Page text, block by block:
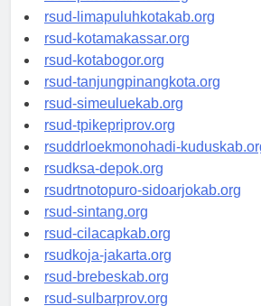
rsud-pasuruankota.org
rsud-limapuluhkotakab.org
rsud-kotamakassar.org
rsud-kotabogor.org
rsud-tanjungpinangkota.org
rsud-simeuluekab.org
rsud-tpikepriprov.org
rsuddrloekmonohadi-kuduskab.org
rsudksa-depok.org
rsudrtnotopuro-sidoarjokab.org
rsud-sintang.org
rsud-cilacapkab.org
rsudkoja-jakarta.org
rsud-brebeskab.org